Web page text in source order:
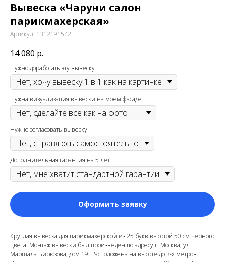
Вывеска «Чаруни салон
парикмахерская»
Артикул: 1312191542
14 080 р.
Нужно доработать эту вывеску
Нужна визуализация вывески на моём фасаде
Нужно согласовать вывеску
Дополнительная гарантия на 5 лет
Оформить заявку
Круглая вывеска для парикмахерской из 25 букв высотой 50 см черного
цвета. Монтаж вывески был произведен по адресу г. Москва, ул.
Маршала Бирюзова, дом 19. Расположена на высоте до 3-х метров.